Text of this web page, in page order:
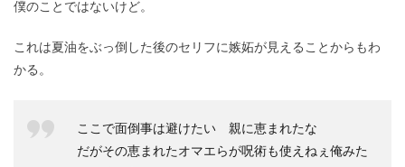
僕のことではないけど。
これは夏油をぶっ倒した後のセリフに嫉妬が見えることからもわ
かる。
ここで面倒事は避けたい 親に恵まれたな
だがその恵まれたオマエらが呪術も使えねぇ俺みた